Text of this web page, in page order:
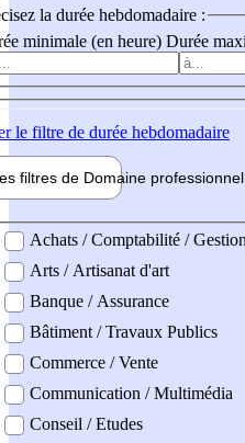
la durée hebdomadaire :
minimale (en heure) Durée
le filtre de durée hebdomadaire
filtres de Domaine professionnel
professionel
Achats / Comptabilité / Gestion
Arts / Artisanat d'art
Banque / Assurance
Bâtiment / Travaux Publics
Commerce / Vente
Communication / Multimédia
Conseil / Etudes